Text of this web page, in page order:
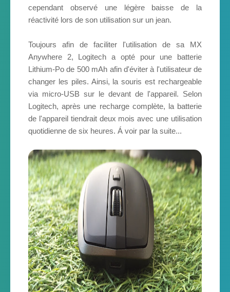
cependant observé une légère baisse de la
réactivité lors de son utilisation sur un jean.
Toujours afin de faciliter l'utilisation de sa MX
Anywhere 2, Logitech a opté pour une batterie
Lithium-Po de 500 mAh afin d'éviter à l'utilisateur de
changer les piles. Ainsi, la souris est rechargeable
via micro-USB sur le devant de l'appareil. Selon
Logitech, après une recharge complète, la batterie
de l'appareil tiendrait deux mois avec une utilisation
quotidienne de six heures. Á voir par la suite...